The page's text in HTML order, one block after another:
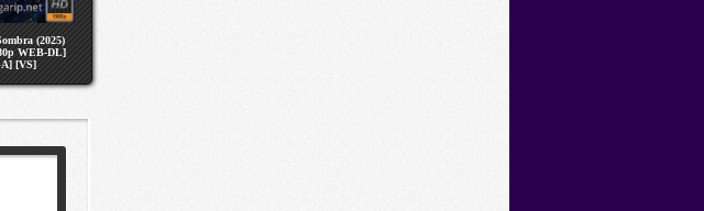
(2025)
WEB-DL]
[VS]